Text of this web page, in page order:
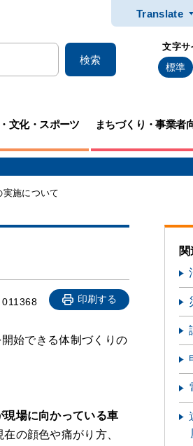
Translate
検索
文字サ
標準
文化・スポーツ まちづくり・事業者
施について
011368 印刷する
始できる体制づくりの
現場に向かっている車
の顔色や痛がり方、